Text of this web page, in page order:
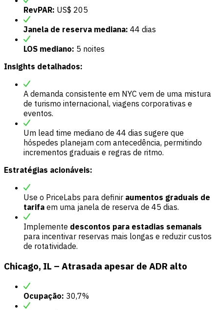
RevPAR: US$ 205
Janela de reserva mediana: 44 dias
LOS mediano: 5 noites
Insights detalhados:
A demanda consistente em NYC vem de uma mistura
de turismo internacional, viagens corporativas e
eventos.
Um lead time mediano de 44 dias sugere que
hóspedes planejam com antecedência, permitindo
incrementos graduais e regras de ritmo.
Estratégias acionáveis:
Use o PriceLabs para definir aumentos graduais de
tarifa em uma janela de reserva de 45 dias.
Implemente descontos para estadias semanais
para incentivar reservas mais longas e reduzir custos
de rotatividade.
Chicago, IL – Atrasada apesar de ADR alto
Ocupação: 30,7%